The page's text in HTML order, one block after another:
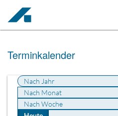
Terminkalender
Nach Jahr
Nach Monat
Nach Woche